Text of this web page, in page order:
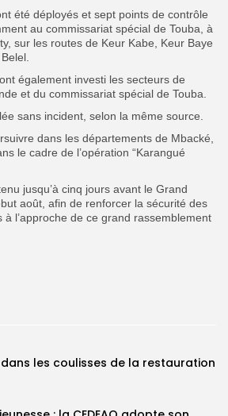
été déployés et sept points de contrôle
au commissariat spécial de Touba, à
sur les routes de Keur Kabe, Keur Baye
également investi les secteurs de
et du commissariat spécial de Touba.
sans incident, selon la même source.
dans les départements de Mbacké,
le cadre de l’opération “Karangué
jusqu’à cinq jours avant le Grand
août, afin de renforcer la sécurité des
à l’approche de ce grand rassemblement
les coulisses de la restauration